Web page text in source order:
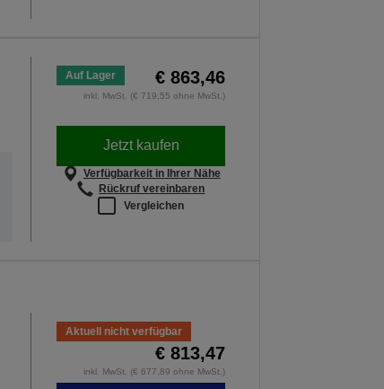
Auf Lager € 863,46
inkl. MwSt. (€ 719,55 ohne MwSt.)
Jetzt kaufen
Verfügbarkeit in Ihrer Nähe
Rückruf vereinbaren
Vergleichen
Aktuell nicht verfügbar
€ 813,47
inkl. MwSt. (€ 677,89 ohne MwSt.)